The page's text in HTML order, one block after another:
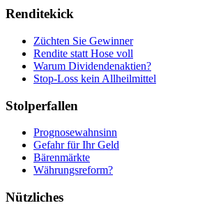
Renditekick
Züchten Sie Gewinner
Rendite statt Hose voll
Warum Dividendenaktien?
Stop-Loss kein Allheilmittel
Stolperfallen
Prognosewahnsinn
Gefahr für Ihr Geld
Bärenmärkte
Währungsreform?
Nützliches